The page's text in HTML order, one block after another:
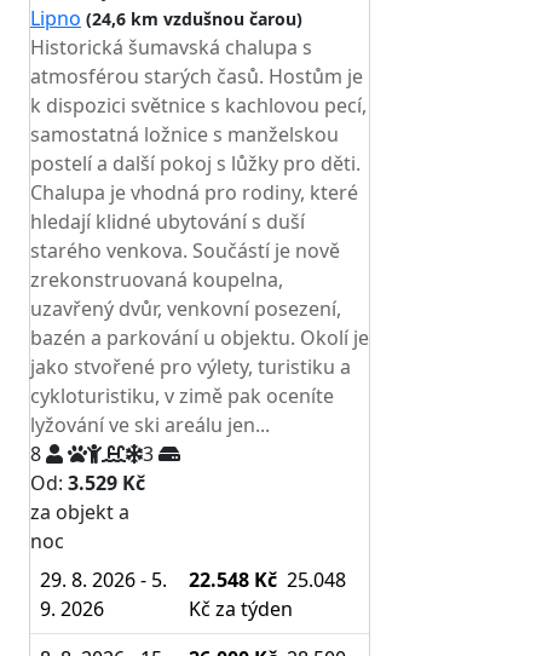
Lipno (24,6 km vzdušnou čarou)
Historická šumavská chalupa s
atmosférou starých časů. Hostům je
k dispozici světnice s kachlovou pecí,
samostatná ložnice s manželskou
postelí a další pokoj s lůžky pro děti.
Chalupa je vhodná pro rodiny, které
hledají klidné ubytování s duší
starého venkova. Součástí je nově
zrekonstruovaná koupelna,
uzavřený dvůr, venkovní posezení,
bazén a parkování u objektu. Okolí je
jako stvořené pro výlety, turistiku a
cykloturistiku, v zimě pak oceníte
lyžování ve ski areálu jen...
8
3
Od: 3.529 Kč
za objekt a
noc
29. 8. 2026 - 5.
9. 2026
22.548 Kč 25.048
Kč za týden